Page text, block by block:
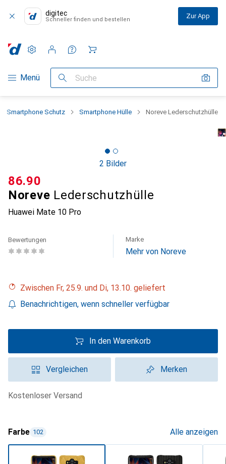
digitec
Schneller finden und bestellen Zur App
Navigation nach Kategorien
Menü Suche
Einstellungen
Kundenkonto
Vergleichslisten
Merklisten
Warenkorb
Smartphone Schutz Smartphone Hülle Noreve Lederschutzhülle
2 Bilder
Noreve Lederschutzhülle
Huawei Mate 10 Pro
CHF
86.90
Bewertungen Marke
Mehr von Noreve
Zwischen Fr, 25.9. und Di, 13.10. geliefert
Benachrichtigen, wenn schneller verfügbar
In den Warenkorb
Vergleichen Merken
kostenloser Versand
Farbe 102 Alle anzeigen